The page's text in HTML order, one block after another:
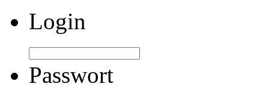
Login
Passwort